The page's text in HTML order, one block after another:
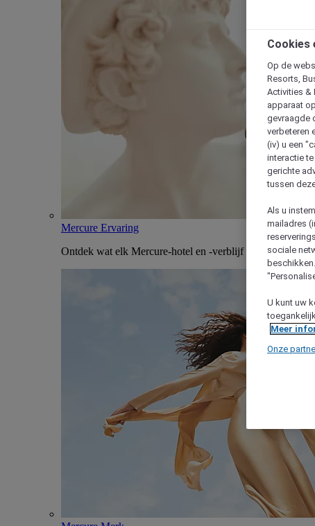
Mercure Ervaring
Ontdek wat elk Mercure-hotel en -verblijf uniek maakt
Cookies
Op de
Resorts,
Activities &
apparaat
gevraagde
verbeteren
(iv) u een
interactie
gerichte
tussen
Als u
mailadres
sociale
U kunt uw
Meer
Onze